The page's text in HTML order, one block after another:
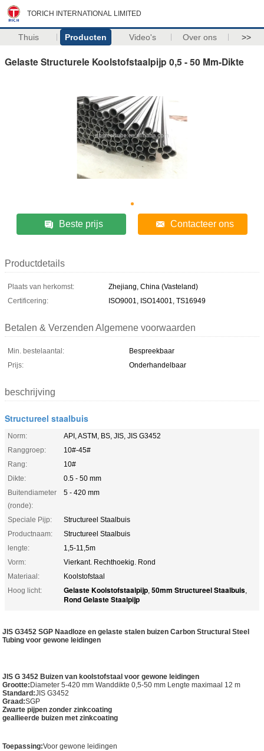
TORICH INTERNATIONAL LIMITED
Thuis Producten Video's Over ons >>
Gelaste Structurele Koolstofstaalpijp 0,5 - 50 Mm-Dikte
Beste prijs Contacteer ons
Productdetails
Plaats van herkomst:
Zhejiang, China (Vasteland)
Certificering:
ISO9001, ISO14001, TS16949
Betalen & Verzenden Algemene voorwaarden
Min. bestelaantal:
Bespreekbaar
Prijs:
Onderhandelbaar
beschrijving
Structureel staalbuis
Norm:
API, ASTM, BS, JIS, JIS G3452
Ranggroep:
10#-45#
Rang:
10#
Dikte:
0.5 - 50 mm
Buitendiameter
(ronde):
5 - 420 mm
Speciale Pijp:
Structureel Staalbuis
Productnaam:
Structureel Staalbuis
lengte:
1,5-11,5m
Vorm:
Vierkant. Rechthoekig. Rond
Materiaal:
Koolstofstaal
Hoog licht:
Gelaste Koolstofstaalpijp, 50mm Structureel Staalbuis,
Rond Gelaste Staalpijp
JIS G3452 SGP Naadloze en gelaste stalen buizen Carbon Structural Steel
Tubing voor gewone leidingen
JIS G 3452 Buizen van koolstofstaal voor gewone leidingen
Grootte:Diameter 5-420 mm Wanddikte 0,5-50 mm Lengte maximaal 12 m
Standard:JIS G3452
Graad:SGP
Zwarte pijpen zonder zinkcoating
geallieerde buizen met zinkcoating
Toepassing:Voor gewone leidingen